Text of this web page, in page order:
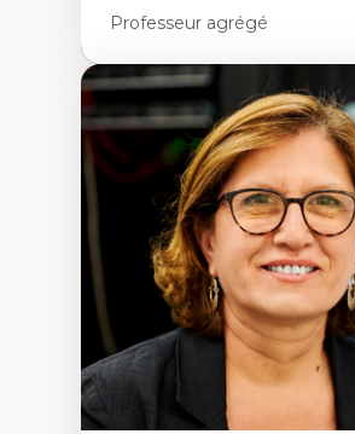
Professeur agrégé
Expertises
Amérique latine
Théories du développement et
développement alternatif
Théories de l’État
Développement durable
Économie politique
Théories marxistes
Mouvements sociaux
Transition énergétique
Énergies renouvelables